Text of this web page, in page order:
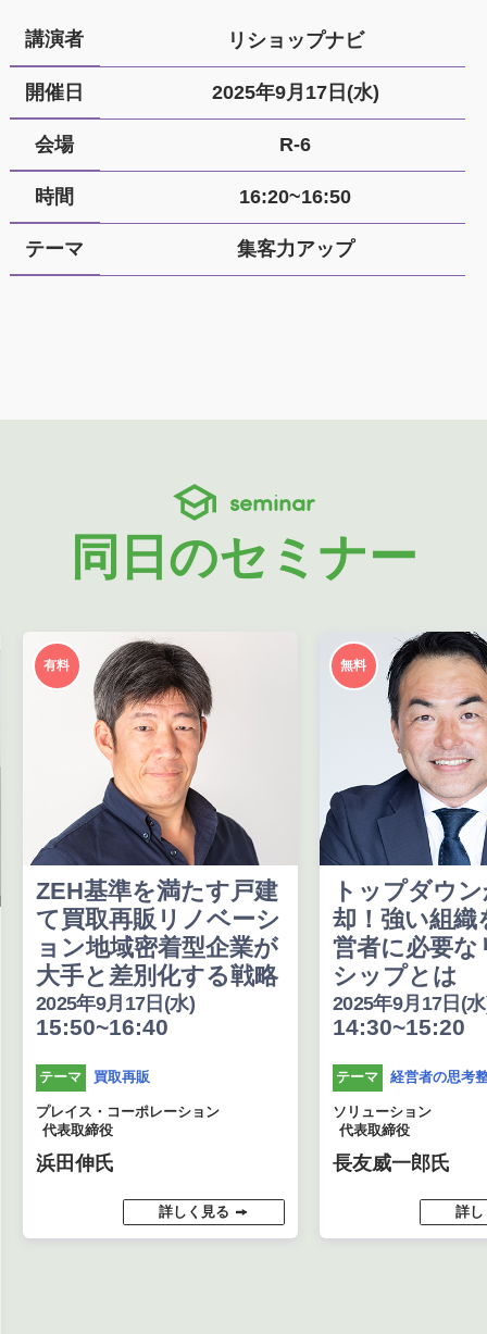
講演者 リショップナビ
開催日 2025年9月17日(水)
会場 R-6
時間 16:20~16:50
テーマ 集客力アップ
seminar
同日のセミナー
有料
ZEH基準を満たす戸建
て買取再販リノベーシ
ョン地域密着型企業が
大手と差別化する戦略
2025年9月17日(水)
15:50~16:40
テーマ 買取再販
プレイス・コーポレーション
代表取締役
浜田伸氏
詳しく見る
無料
トップダウ
却！強い組織
営者に必要な
シップとは
2025年9月17日(
14:30~15:20
テーマ 経営者の思考
ソリューション
代表取締役
長友威一郎氏
詳